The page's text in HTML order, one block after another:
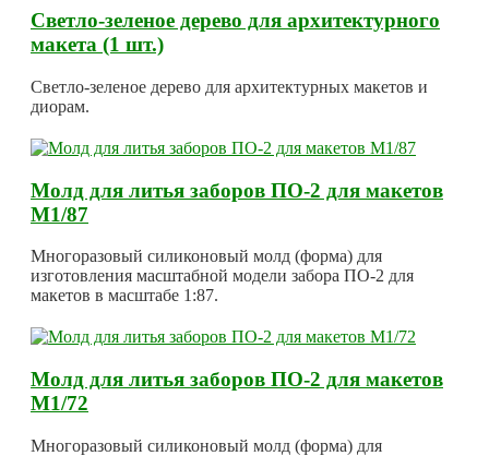
Светло-зеленое дерево для архитектурного
макета (1 шт.)
Светло-зеленое дерево для архитектурных макетов и
диорам.
Молд для литья заборов ПО-2 для макетов
М1/87
Многоразовый силиконовый молд (форма) для
изготовления масштабной модели забора ПО-2 для
макетов в масштабе 1:87.
Молд для литья заборов ПО-2 для макетов
М1/72
Многоразовый силиконовый молд (форма) для